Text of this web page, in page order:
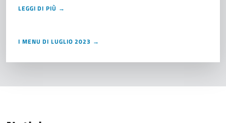
LEGGI DI PIÙ →
I MENU DI LUGLIO 2023 →